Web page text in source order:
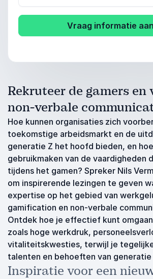
Vraag informatie aan
Rekruteer de gamers en
non-verbale
Hoe kunnen organisaties zich
toekomstige arbeidsmarkt en de
generatie Z het hoofd bieden, en
gebruikmaken van de vaardigheden
tijdens het gamen? Spreker Nils
om inspirerende lezingen te geven
expertise op het gebied van
gamification en non-verbale
Ontdek hoe je effectief kunt
zoals hoge werkdruk,
vitaliteitskwesties, terwijl je
talenten en behoeften van generatie
Inspiratie voor een